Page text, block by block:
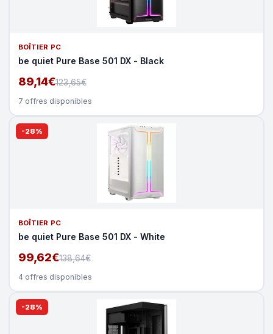
BOÎTIER PC
be quiet Pure Base 501 DX - Black
89,14€123,65€
7 offres disponibles
-28%
BOÎTIER PC
be quiet Pure Base 501 DX - White
99,62€138,64€
4 offres disponibles
-28%